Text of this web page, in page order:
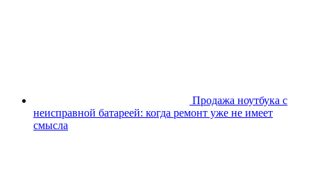
Продажа ноутбука с
неисправной батареей: когда ремонт уже не имеет
смысла